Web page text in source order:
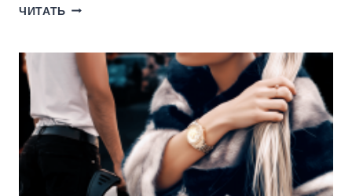
ЧИТАТЬ ПРЕДСКАЗАТЕЛЬНИЦА
(КРИСТИНА
МАЙЕР)